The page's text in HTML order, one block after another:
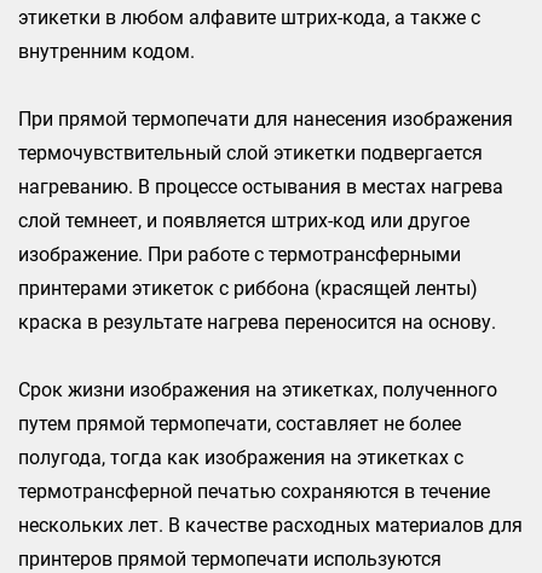
этикетки в любом алфавите штрих-кода, а также с
внутренним кодом.
При прямой термопечати для нанесения изображения
термочувствительный слой этикетки подвергается
нагреванию. В процессе остывания в местах нагрева
слой темнеет, и появляется штрих-код или другое
изображение. При работе с термотрансферными
принтерами этикеток с риббона (красящей ленты)
краска в результате нагрева переносится на основу.
Срок жизни изображения на этикетках, полученного
путем прямой термопечати, составляет не более
полугода, тогда как изображения на этикетках с
термотрансферной печатью сохраняются в течение
нескольких лет. В качестве расходных материалов для
принтеров прямой термопечати используются